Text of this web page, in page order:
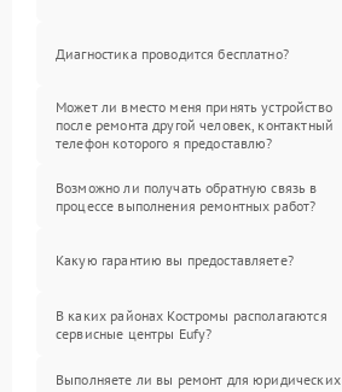
Диагностика проводится бесплатно?
Может ли вместо меня принять устройство
после ремонта другой человек, контактный
телефон которого я предоставлю?
Возможно ли получать обратную связь в
процессе выполнения ремонтных работ?
Какую гарантию вы предоставляете?
В каких районах Костромы располагаются
сервисные центры Eufy?
Выполняете ли вы ремонт для юридических